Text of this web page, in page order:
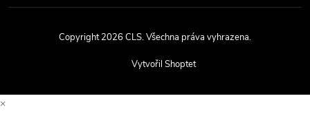
Vytvořil Shoptet
Copyright 2026CLS. Všechna práva vyhrazena.
×